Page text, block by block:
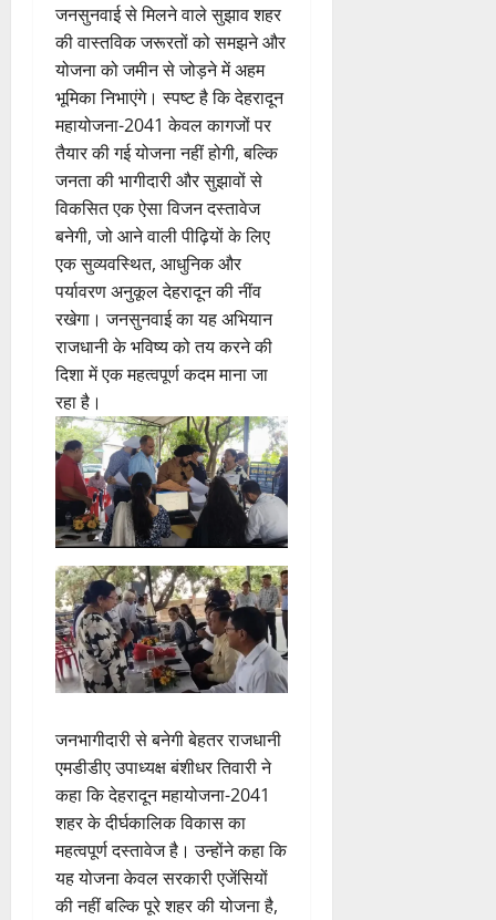
जनसुनवाई से मिलने वाले सुझाव शहर
की वास्तविक जरूरतों को समझने और
योजना को जमीन से जोड़ने में अहम
भूमिका निभाएंगे। स्पष्ट है कि देहरादून
महायोजना-2041 केवल कागजों पर
तैयार की गई योजना नहीं होगी, बल्कि
जनता की भागीदारी और सुझावों से
विकसित एक ऐसा विजन दस्तावेज
बनेगी, जो आने वाली पीढ़ियों के लिए
एक सुव्यवस्थित, आधुनिक और
पर्यावरण अनुकूल देहरादून की नींव
रखेगा। जनसुनवाई का यह अभियान
राजधानी के भविष्य को तय करने की
दिशा में एक महत्वपूर्ण कदम माना जा
रहा है।
जनभागीदारी से बनेगी बेहतर राजधानी
एमडीडीए उपाध्यक्ष बंशीधर तिवारी ने
कहा कि देहरादून महायोजना-2041
शहर के दीर्घकालिक विकास का
महत्वपूर्ण दस्तावेज है। उन्होंने कहा कि
यह योजना केवल सरकारी एजेंसियों
की नहीं बल्कि पूरे शहर की योजना है,